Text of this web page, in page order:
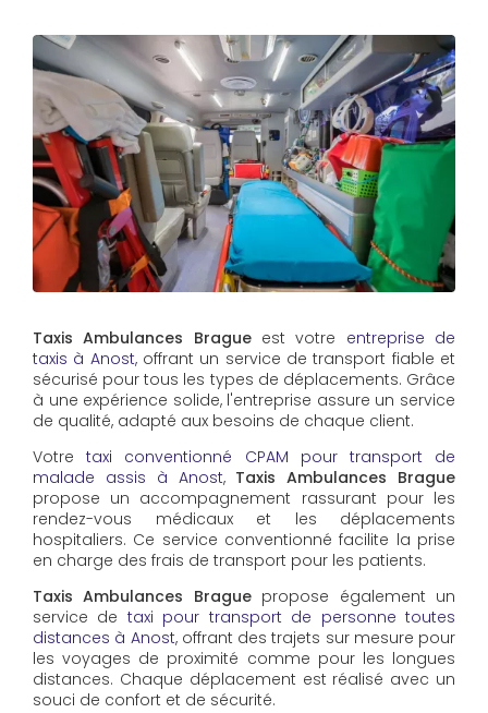
Taxis Ambulances Bragueest votre entreprise de
taxis à Anost, offrant un service de transport fiable et
sécurisé pour tous les types de déplacements. Grâce
à une expérience solide, l'entreprise assure un service
de qualité, adapté aux besoins de chaque client.
Votretaxi conventionné CPAM pour transport de
malade assis à Anost, Taxis Ambulances Brague
propose un accompagnement rassurant pour les
rendez-vous médicaux et les déplacements
hospitaliers. Ce service conventionné facilite la prise
en charge des frais de transport pour les patients.
Taxis Ambulances Braguepropose également un
service de taxi pour transport de personne toutes
distances à Anost, offrant des trajets sur mesure pour
les voyages de proximité comme pour les longues
distances. Chaque déplacement est réalisé avec un
souci de confort et de sécurité.